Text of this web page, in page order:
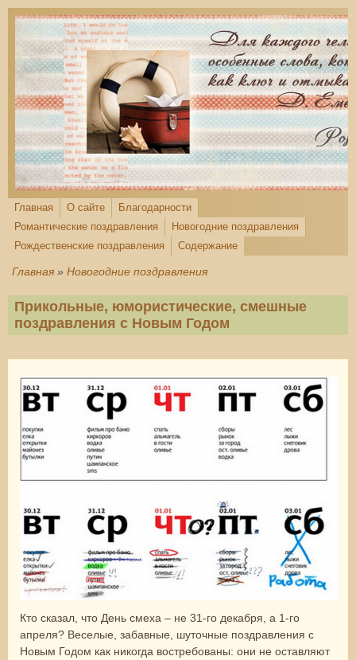
Перейти к основному содержанию
Главная О сайте
Благодарности
Романтические поздравления
Новогодние поздравления
Рождественские поздравления
Содержание
Главная » Новогодние поздравления
Прикольные, юмористические, смешные
поздравления с Новым Годом
Кто сказал, что День смеха – не 31-го декабря, а 1-го
апреля? Веселые, забавные, шуточные поздравления с
Новым Годом как никогда востребованы: они не оставляют